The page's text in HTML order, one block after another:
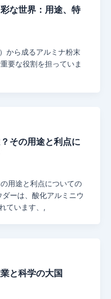
な世界：用途、特
から成るアルミナ粉末
要な役割を担っていま
その用途と利点に
用途と利点についての
ーは、酸化アルミニウ
ています、,
と科学の大国